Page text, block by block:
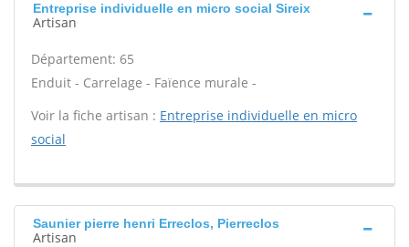
Entreprise individuelle en micro social Sireix
Artisan
Département: 65
Enduit - Carrelage - Faïence murale -
Voir la fiche artisan : Entreprise individuelle en micro
social
Saunier pierre henri Erreclos, Pierreclos
Artisan